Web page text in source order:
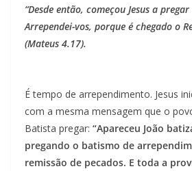
“Desde então, começou Jesus a
Arrependei-vos, porque é chegado o
(Mateus 4.17).
É tempo de arrependimento. Jesus
com a mesma mensagem que o
Batista pregar: “Apareceu João
pregando o batismo de
remissão de pecados. E toda a